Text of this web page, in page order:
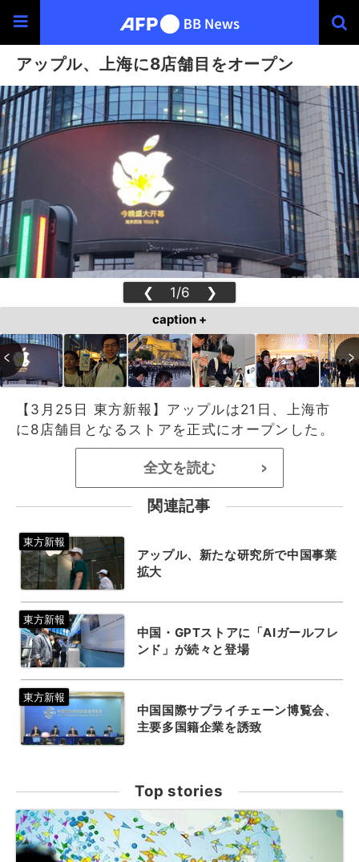
アップル、上海に8店舗目をオープン
❮ 1/6 ❯
caption +
【3月25日 東方新報】アップルは21日、上海市
に8店舗目となるストアを正式にオープンした。
全文を読む >
関連記事
アップル、新たな研究所で中国事業
拡大
中国・GPTストアに「AIガールフレ
ンド」が続々と登場
中国国際サプライチェーン博覧会、
主要多国籍企業を誘致
Top stories